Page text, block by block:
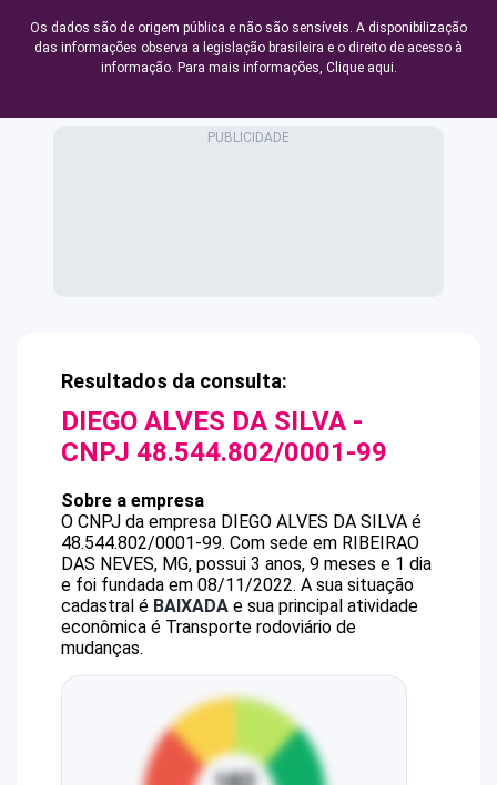
Os dados são de origem pública e não são sensíveis. A disponibilização
das informações observa a legislação brasileira e o direito de acesso à
informação. Para mais informações, Clique aqui.
Resultados da consulta:
DIEGO ALVES DA SILVA -
CNPJ 48.544.802/0001-99
Sobre a empresa
O CNPJ da empresa DIEGO ALVES DA SILVA é
48.544.802/0001-99. Com sede em RIBEIRAO
DAS NEVES, MG, possui 3 anos, 9 meses e 1 dia
e foi fundada em 08/11/2022. A sua situação
cadastral é BAIXADA e sua principal atividade
econômica é Transporte rodoviário de
mudanças.